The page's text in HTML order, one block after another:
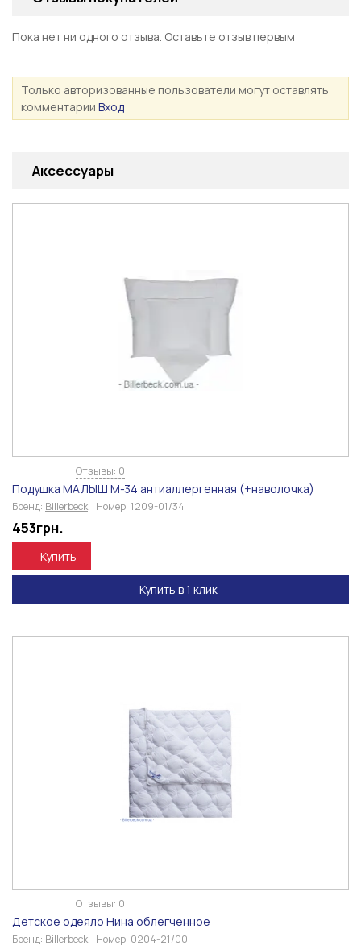
Пока нет ни одного отзыва. Оставьте отзыв первым
Только авторизованные пользователи могут оставлять
комментарии Вход
Аксессуары
Отзывы: 0
Подушка МАЛЫШ М-34 антиаллергенная (+наволочка)
Бренд: Billerbeck Номер: 1209-01/34
453грн.
Купить
Купить в 1 клик
Отзывы: 0
Детское одеяло Нина облегченное
Бренд: Billerbeck Номер: 0204-21/00